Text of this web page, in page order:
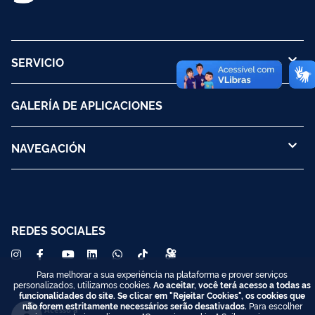
SERVICIO
GALERÍA DE APLICACIONES
NAVEGACIÓN
REDES SOCIALES
Acesso à
Para melhorar a sua experiência na plataforma e prover serviços
personalizados, utilizamos cookies. Ao aceitar, você terá acesso a todas as
funcionalidades do site. Se clicar em "Rejeitar Cookies", os cookies que
não forem estritamente necessários serão desativados. Para escolher